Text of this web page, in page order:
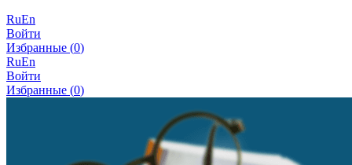
RuEn
Войти
Избранные (0)
RuEn
Войти
Избранные (0)